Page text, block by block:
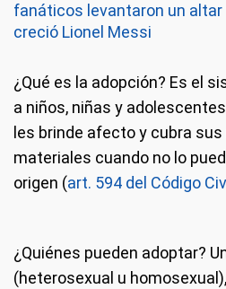
fanáticos levantaron un
creció Lionel Messi
¿Qué es la adopción? Es el
a niños, niñas y
les brinde afecto y cubra
materiales cuando no lo
origen (art. 594 del Código
¿Quiénes pueden adoptar?
(heterosexual u